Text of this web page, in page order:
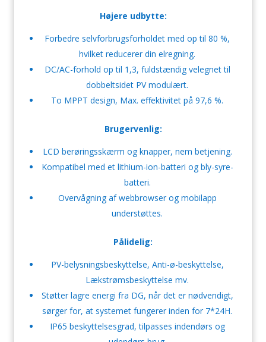
Højere udbytte:
Forbedre selvforbrugsforholdet med op til 80 %,
hvilket reducerer din elregning.
DC/AC-forhold op til 1,3, fuldstændig velegnet til
dobbeltsidet PV modulært.
To MPPT design, Max. effektivitet på 97,6 %.
Brugervenlig:
LCD berøringsskærm og knapper, nem betjening.
Kompatibel med et lithium-ion-batteri og bly-syre-
batteri.
Overvågning af webbrowser og mobilapp
understøttes.
Pålidelig:
PV-belysningsbeskyttelse, Anti-ø-beskyttelse,
Lækstrømsbeskyttelse mv.
Støtter lagre energi fra DG, når det er nødvendigt,
sørger for, at systemet fungerer inden for 7*24H.
IP65 beskyttelsesgrad, tilpasses indendørs og